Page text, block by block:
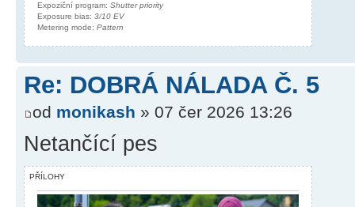
Expoziční program: Shutter priority
Exposure bias: 3/10 EV
Metering mode: Pattern
Re: DOBRÁ NÁLADA Č. 5
od monikash » 07 čer 2026 13:26
Netančící pes
PŘÍLOHY